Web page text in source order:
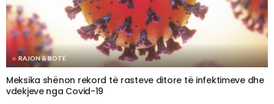
RAJON & BOTË
Meksika shënon rekord të rasteve ditore të infektimeve dhe
vdekjeve nga Covid-19